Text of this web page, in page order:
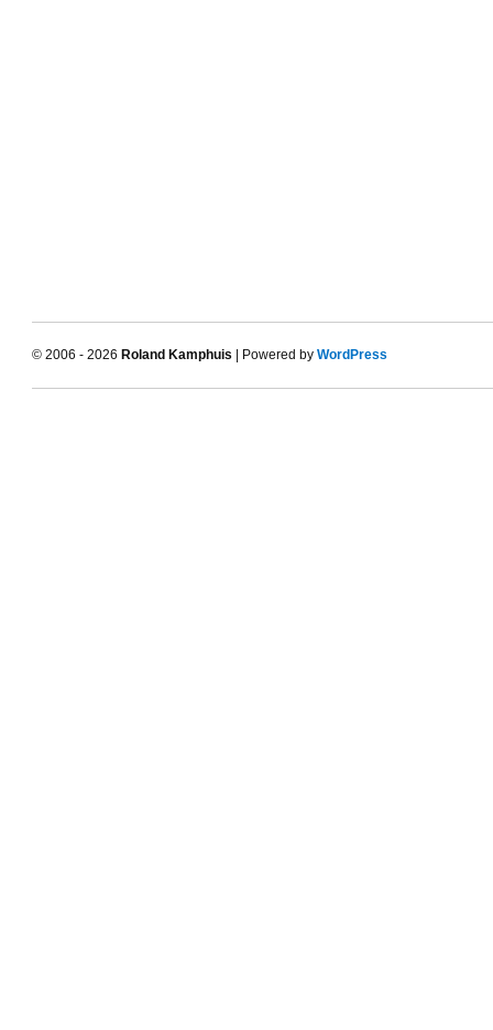
© 2006 - 2026 Roland Kamphuis | Powered by WordPress